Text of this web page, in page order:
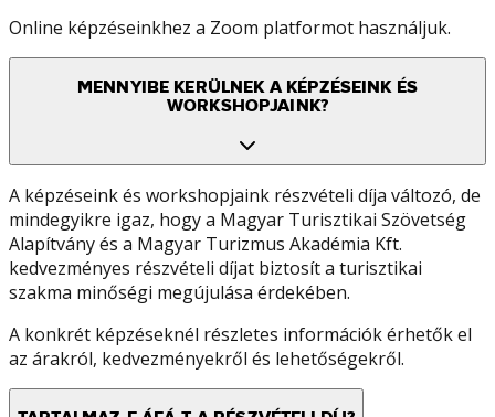
Online képzéseinkhez a Zoom platformot használjuk.
MENNYIBE KERÜLNEK A KÉPZÉSEINK ÉS
WORKSHOPJAINK?
A képzéseink és workshopjaink részvételi díja változó, de
mindegyikre igaz, hogy a Magyar Turisztikai Szövetség
Alapítvány és a Magyar Turizmus Akadémia Kft.
kedvezményes részvételi díjat biztosít a turisztikai
szakma minőségi megújulása érdekében.
A konkrét képzéseknél részletes információk érhetők el
az árakról, kedvezményekről és lehetőségekről.